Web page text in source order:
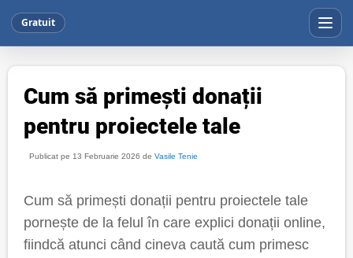
Gratuit
Cum să primești donații
pentru proiectele tale
Publicat pe 13 Februarie 2026 de Vasile Tenie
Cum să primești donații pentru proiectele tale
pornește de la felul în care explici donații online,
fiindcă atunci când cineva caută cum primesc